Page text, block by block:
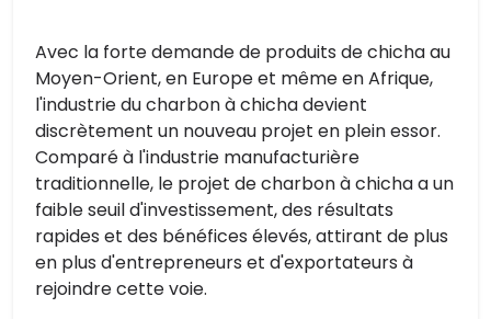
Avec la forte demande de produits de chicha au
Moyen-Orient, en Europe et même en Afrique,
l'industrie du charbon à chicha devient
discrètement un nouveau projet en plein essor.
Comparé à l'industrie manufacturière
traditionnelle, le projet de charbon à chicha a un
faible seuil d'investissement, des résultats
rapides et des bénéfices élevés, attirant de plus
en plus d'entrepreneurs et d'exportateurs à
rejoindre cette voie.